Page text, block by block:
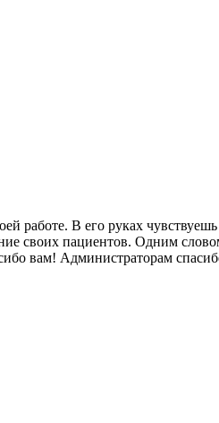
работе. В его руках
своих пациентов. Одним
вам! Администраторам